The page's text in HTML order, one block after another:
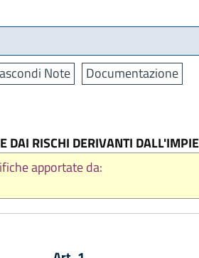
Note Documentazione
RISCHI DERIVANTI
apportate da: